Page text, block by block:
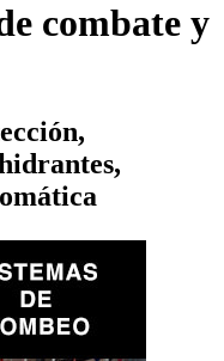
combate y